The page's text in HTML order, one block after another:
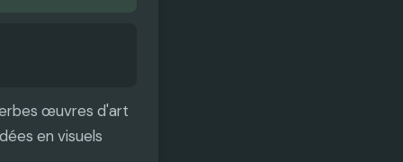
œuvres d'art
en visuels